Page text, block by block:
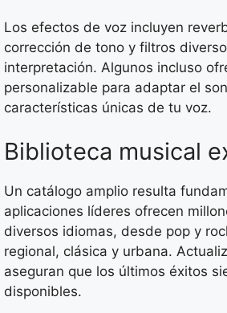
Los efectos de voz incluyen
corrección de tono y filtros
interpretación. Algunos incluso
personalizable para adaptar el
características únicas de tu voz.
Biblioteca musical
Un catálogo amplio resulta
aplicaciones líderes ofrecen
diversos idiomas, desde pop y
regional, clásica y urbana.
aseguran que los últimos éxitos
disponibles.